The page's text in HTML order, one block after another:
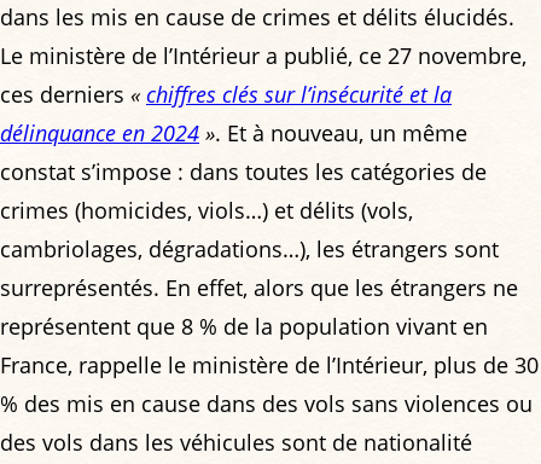
dans les mis en cause de crimes et délits élucidés.
Le ministère de l’Intérieur a publié, ce 27 novembre,
ces derniers « chiffres clés sur l’insécurité et la
délinquance en 2024 ». Et à nouveau, un même
constat s’impose : dans toutes les catégories de
crimes (homicides, viols…) et délits (vols,
cambriolages, dégradations…), les étrangers sont
surreprésentés. En effet, alors que les étrangers ne
représentent que 8 % de la population vivant en
France, rappelle le ministère de l’Intérieur, plus de 30
% des mis en cause dans des vols sans violences ou
des vols dans les véhicules sont de nationalité